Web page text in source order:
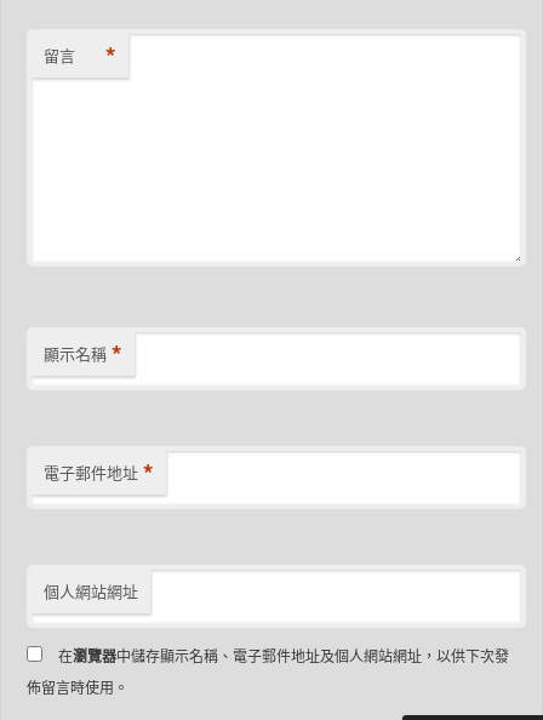
留言 *
顯示名稱 *
電子郵件地址 *
個人網站網址
在瀏覽器中儲存顯示名稱、電子郵件地址及個人網站網址，以供下次發
佈留言時使用。